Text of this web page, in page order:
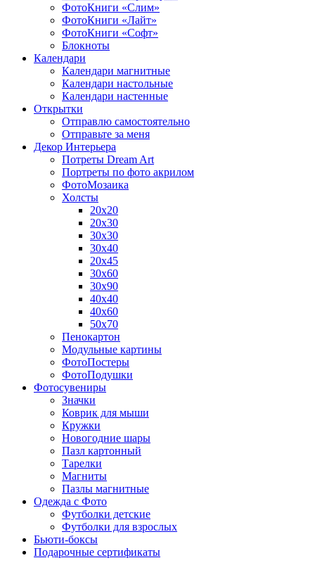
ФотоКниги «Слим»
ФотоКниги «Лайт»
ФотоКниги «Софт»
Блокноты
Календари
Календари магнитные
Календари настольные
Календари настенные
Открытки
Отправлю самостоятельно
Отправьте за меня
Декор Интерьера
Потреты Dream Art
Портреты по фото акрилом
ФотоМозаика
Холсты
20х20
20х30
30х30
30х40
20х45
30х60
30х90
40х40
40х60
50х70
Пенокартон
Модульные картины
ФотоПостеры
ФотоПодушки
Фотоcувениры
Значки
Коврик для мыши
Кружки
Новогодние шары
Пазл картонный
Тарелки
Магниты
Пазлы магнитные
Одежда с Фото
Футболки детские
Футболки для взрослых
Бьюти-боксы
Подарочные сертификаты